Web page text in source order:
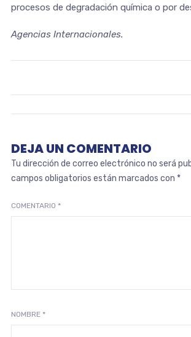
procesos de degradación química o por
Agencias Internacionales.
DEJA UN COMENTARIO
Tu dirección de correo electrónico no será
campos obligatorios están marcados con *
COMENTARIO *
NOMBRE *